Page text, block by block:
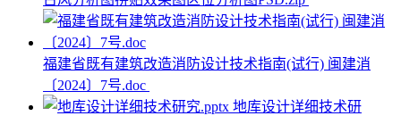
福建省既有建筑改造消防设计技术指南(试行) 闽建消
〔2024〕7号.doc
地库设计详细技术研